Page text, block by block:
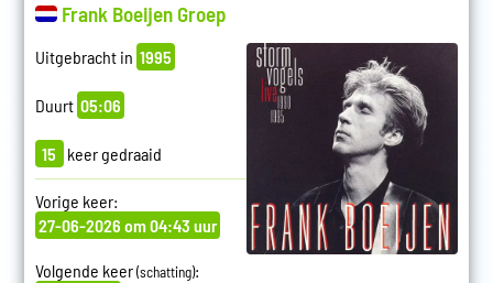
Frank Boeijen Groep
Uitgebracht in 1995
Duurt 05:06
15 keer gedraaid
Vorige keer:
27-06-2026 om 04:43 uur
Volgende keer(schatting):